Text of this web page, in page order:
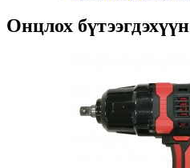
Онцлох бүтээгдэхүүн